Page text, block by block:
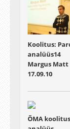
Koolitus:
analüüs14
Margus Matt
17.09.10
ÕMA